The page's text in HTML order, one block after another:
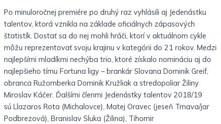
Po minuloročnej premiére po druhý raz vyhlásili aj Jedenástku
talentov, ktorá vznikla na základe oficiálnych zápasových
štatistík. Dostať sa do nej mohli hráči, ktorí v aktuálnom cykle
môžu reprezentovať svoju krajinu v kategórii do 21 rokov. Medzi
najlepšími mladíkmi nechýba trio, ktoré získalo nomináciu aj do
najlepšieho tímu Fortuna ligy – brankár Slovana Dominik Greif,
obranca Ružomberka Dominik Kružliak a stredopoliar Žiliny
Miroslav Káčer. Ďalšími členmi Jedenástky talentov 2018/19
sú Llazaros Rota (Michalovce), Matej Oravec (jeseň Trnava/jar
Podbrezová), Branislav Sluka (Žilina), Tihomir